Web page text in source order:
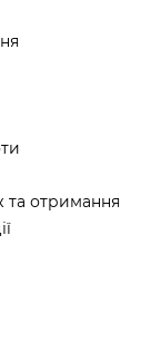
отримання